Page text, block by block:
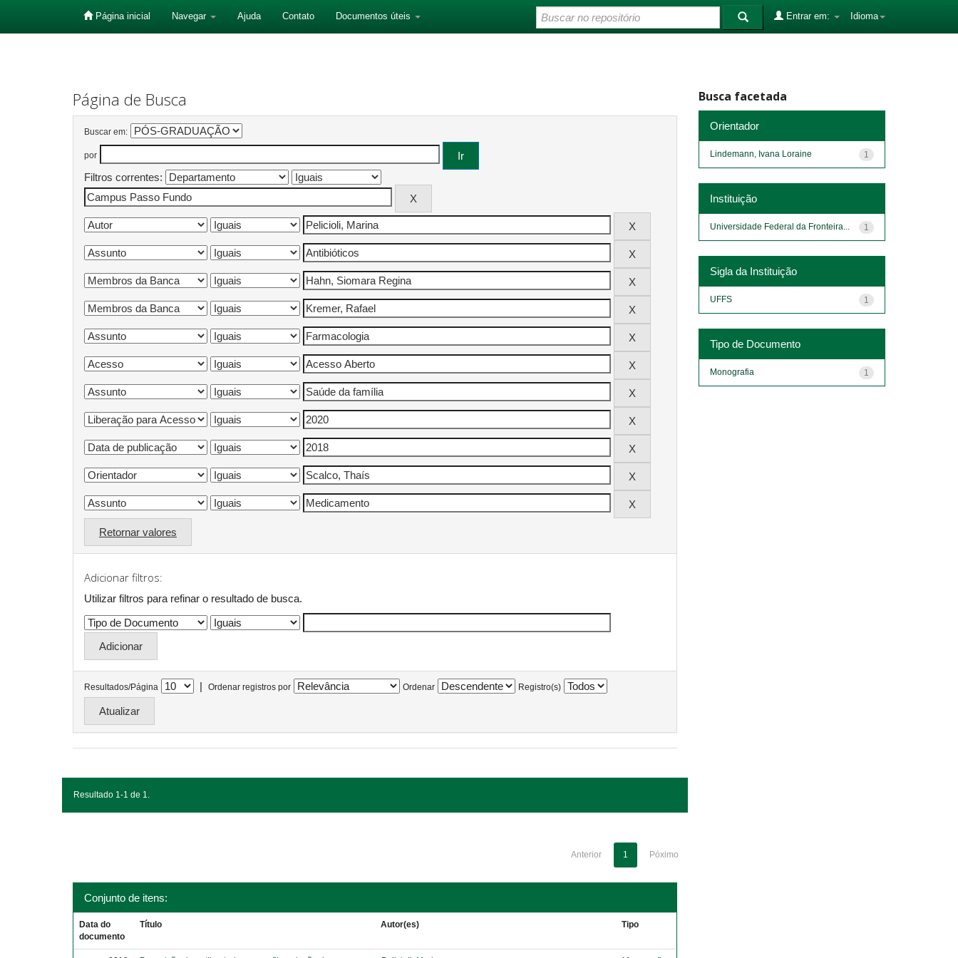
Página inicial Navegar Ajuda Contato Documentos úteis Idioma
Entrar em:
Página de Busca
Buscar em:
por
Filtros correntes:
Retornar valores
Adicionar filtros:
Utilizar filtros para refinar o resultado de busca.
Resultados/Página | Ordenar registros por Ordenar Registro(s)
Resultado 1-1 de 1.
Anterior 1 Póximo
Conjunto de itens:
Data do
documento
Título Autor(es) Tipo
Busca facetada
Orientador
1
Lindemann, Ivana Loraine
Instituição
1
Universidade Federal da Fronteira...
Sigla da Instituição
1
UFFS
Tipo de Documento
1
Monografia